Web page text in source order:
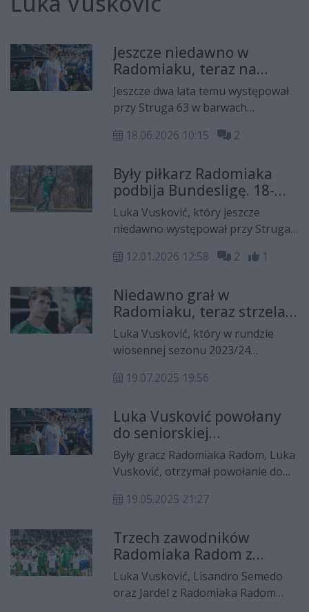
Jeszcze niedawno w
Radomiaku, teraz na
mistrzostwach świata
przeciwko Kane'owi i
Bellinghamowi!
Jeszcze dwa lata temu występował
przy Struga 63 w barwach
reprezentuje Chorwację na
Vusković zaliczył debiut w
najważniejszej imprezie
reprezentacyjnej podczas meczu
przeciwko Anglii.
18.06.2026 10:15 2
Były piłkarz Radomiaka
podbija Bundesligę. 18-
latek lepszy od Harry'ego
Kane'a
Luka Vusković, który jeszcze
niedawno występował przy Struga,
głosowania na piłkarza rundy w
pokonał w plebiscycie słynnego
napastnika Bayernu Monachium.
12.01.2026 12:58 2 1
Niedawno grał w
Radomiaku, teraz strzela
w Tottenhamie!
Luka Vusković, który w rundzie
wiosennej sezonu 2023/24
teraz strzela gole dla Tottenhamu
19.07.2025 19:56
Luka Vusković powołany
do seniorskiej
reprezentacji Chorwacji
Były gracz Radomiaka Radom, Luka
Vusković, otrzymał powołanie do
Dla 18-latka to pierwsze tego typu
19.05.2025 21:27
Trzech zawodników
Radomiaka Radom z
powołaniami do
reprezentacji!
Luka Vusković, Lisandro Semedo
oraz Jardel z Radomiaka Radom